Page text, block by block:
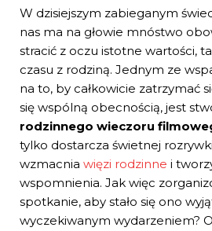
W dzisiejszym zabieganym
nas ma na głowie mnóstwo
stracić z oczu istotne wartości,
czasu z rodziną. Jednym ze
na to, by całkowicie zatrzymać
się wspólną obecnością, jest
rodzinnego wieczoru
tylko dostarcza świetnej
wzmacnia więzi rodzinne i
wspomnienia. Jak więc
spotkanie, aby stało się ono
wyczekiwanym wydarzeniem?